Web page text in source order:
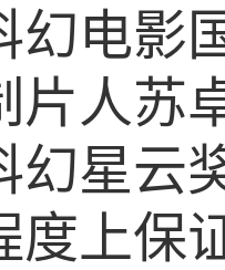
幻电影
片人苏
幻星云
度上保